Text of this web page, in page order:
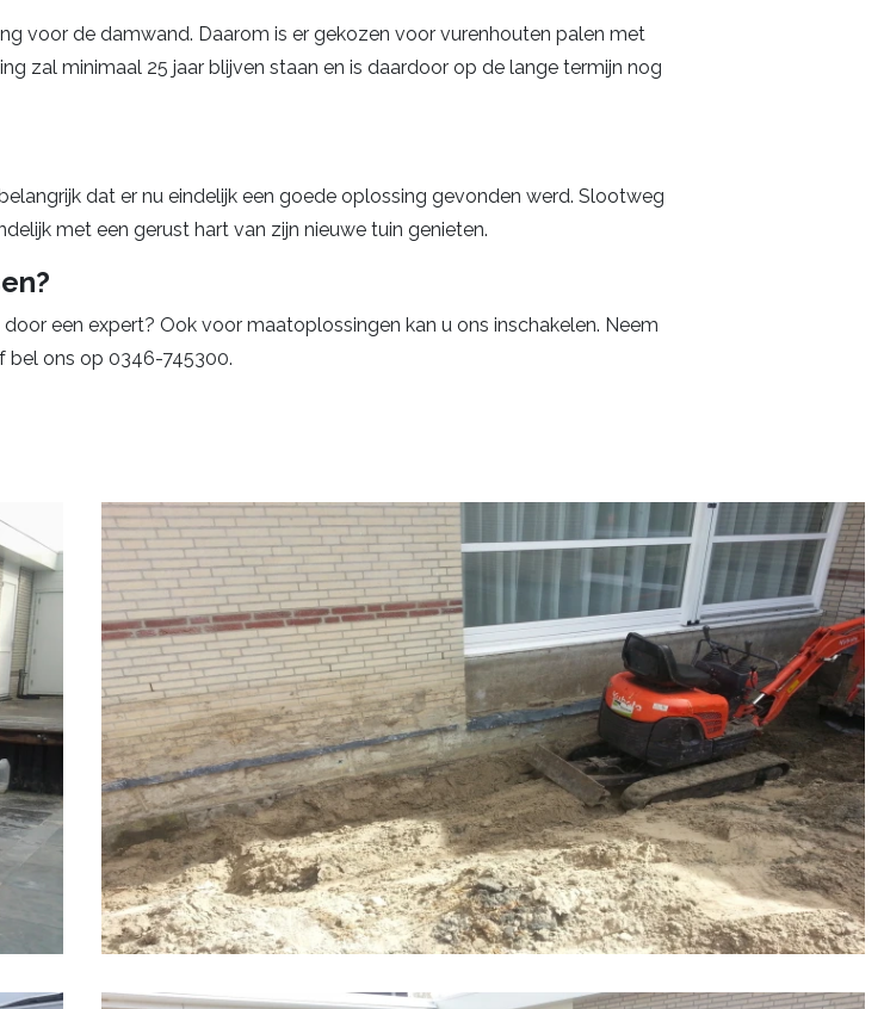
voor de damwand. Daarom is er gekozen voor vurenhouten palen met
zal minimaal 25 jaar blijven staan en is daardoor op de lange termijn nog
dat er nu eindelijk een goede oplossing gevonden werd. Slootweg
met een gerust hart van zijn nieuwe tuin genieten.
een expert? Ook voor maatoplossingen kan u ons inschakelen. Neem
bel ons op 0346-745300.